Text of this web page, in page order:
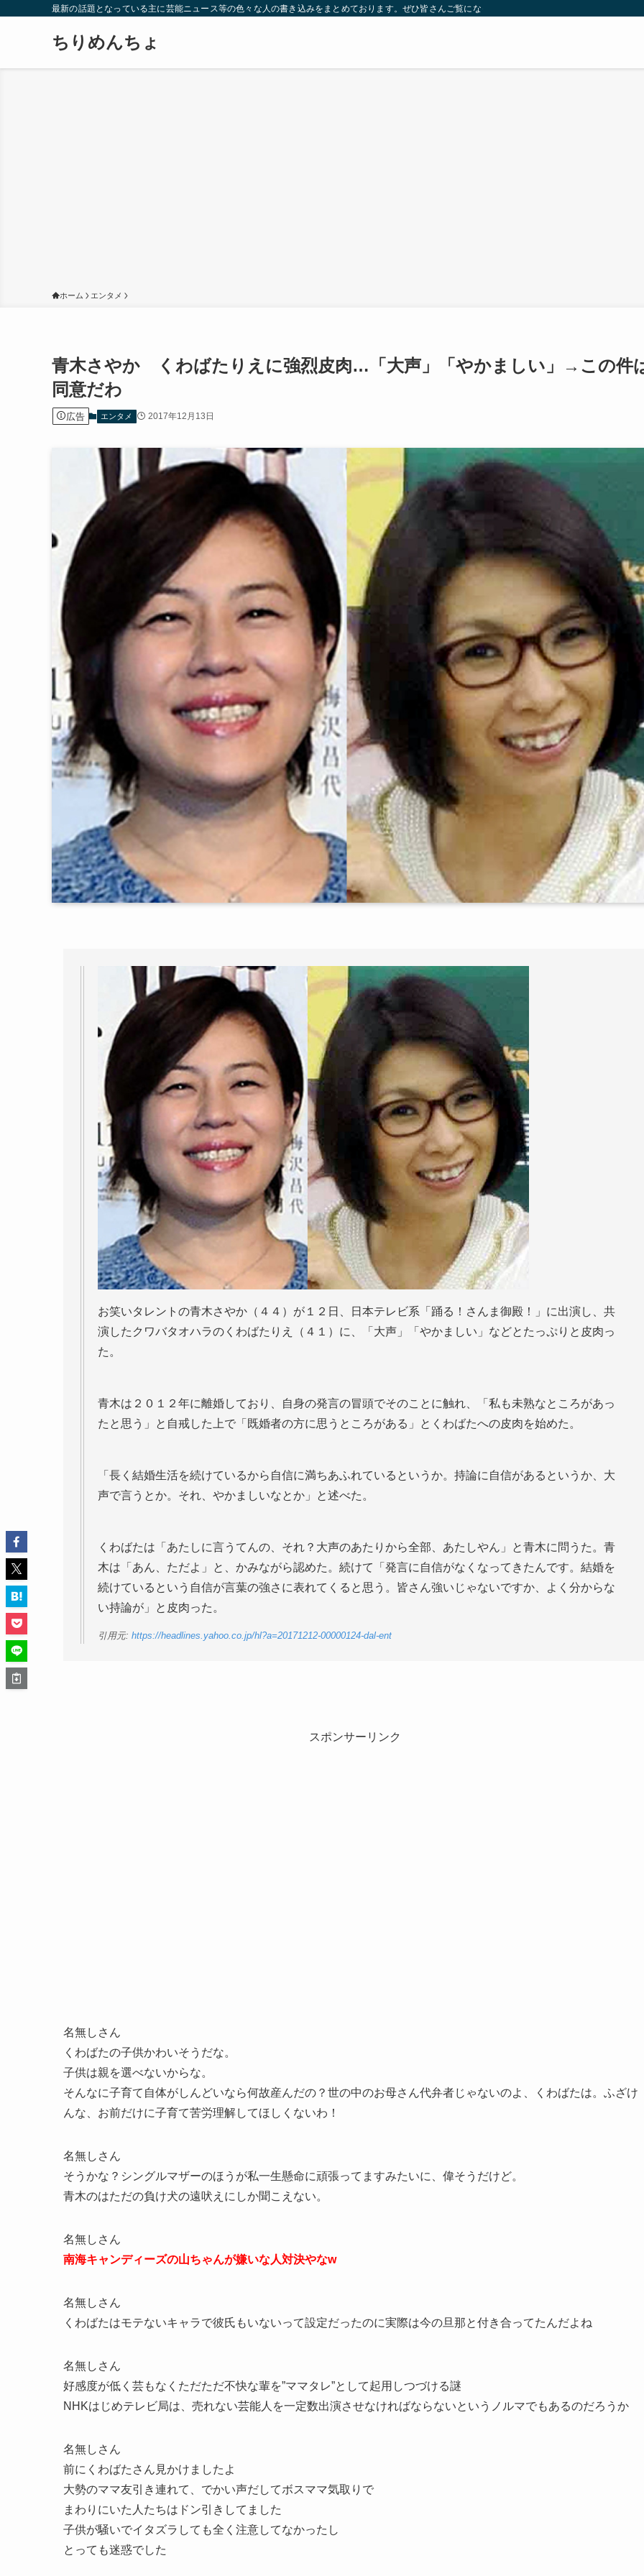
最新の話題となっている主に芸能ニュース等の色々な人の書き込みをまとめております。ぜひ皆さんご覧になっていってください。
ちりめんちょ
ホーム エンタメ
青木さやか くわばたりえに強烈皮肉…「大声」「やかましい」→この件
同意だわ
広告 エンタメ 2017年12月13日
お笑いタレントの青木さやか（４４）が１２日、日本テレビ系「踊る！さんま御殿！」に出演し、共
演したクワバタオハラのくわばたりえ（４１）に、「大声」「やかましい」などとたっぷりと皮肉っ
た。
青木は２０１２年に離婚しており、自身の発言の冒頭でそのことに触れ、「私も未熟なところがあっ
たと思う」と自戒した上で「既婚者の方に思うところがある」とくわばたへの皮肉を始めた。
「長く結婚生活を続けているから自信に満ちあふれているというか。持論に自信があるというか、大
声で言うとか。それ、やかましいなとか」と述べた。
くわばたは「あたしに言うてんの、それ？大声のあたりから全部、あたしやん」と青木に問うた。青
木は「あん、ただよ」と、かみながら認めた。続けて「発言に自信がなくなってきたんです。結婚を
続けているという自信が言葉の強さに表れてくると思う。皆さん強いじゃないですか、よく分からな
い持論が」と皮肉った。
引用元: https://headlines.yahoo.co.jp/hl?a=20171212-00000124-dal-ent
スポンサーリンク
名無しさん
くわばたの子供かわいそうだな。
子供は親を選べないからな。
そんなに子育て自体がしんどいなら何故産んだの？世の中のお母さん代弁者じゃないのよ、くわばたは。ふざけ
んな、お前だけに子育て苦労理解してほしくないわ！
名無しさん
そうかな？シングルマザーのほうが私一生懸命に頑張ってますみたいに、偉そうだけど。
青木のはただの負け犬の遠吠えにしか聞こえない。
名無しさん
南海キャンディーズの山ちゃんが嫌いな人対決やなw
名無しさん
くわばたはモテないキャラで彼氏もいないって設定だったのに実際は今の旦那と付き合ってたんだよね
名無しさん
好感度が低く芸もなくただただ不快な輩を”ママタレ”として起用しつづける謎
NHKはじめテレビ局は、売れない芸能人を一定数出演させなければならないというノルマでもあるのだろうか
名無しさん
前にくわばたさん見かけましたよ
大勢のママ友引き連れて、でかい声だしてボスママ気取りで
まわりにいた人たちはドン引きしてました
子供が騒いでイタズラしても全く注意してなかったし
とっても迷惑でした